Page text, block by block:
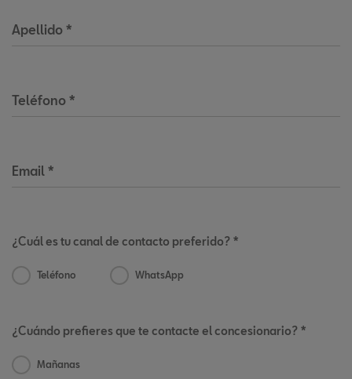
Apellido *
Teléfono *
Email *
¿Cuál es tu canal de contacto preferido? *
Teléfono WhatsApp
¿Cuándo prefieres que te contacte el concesionario? *
Mañanas